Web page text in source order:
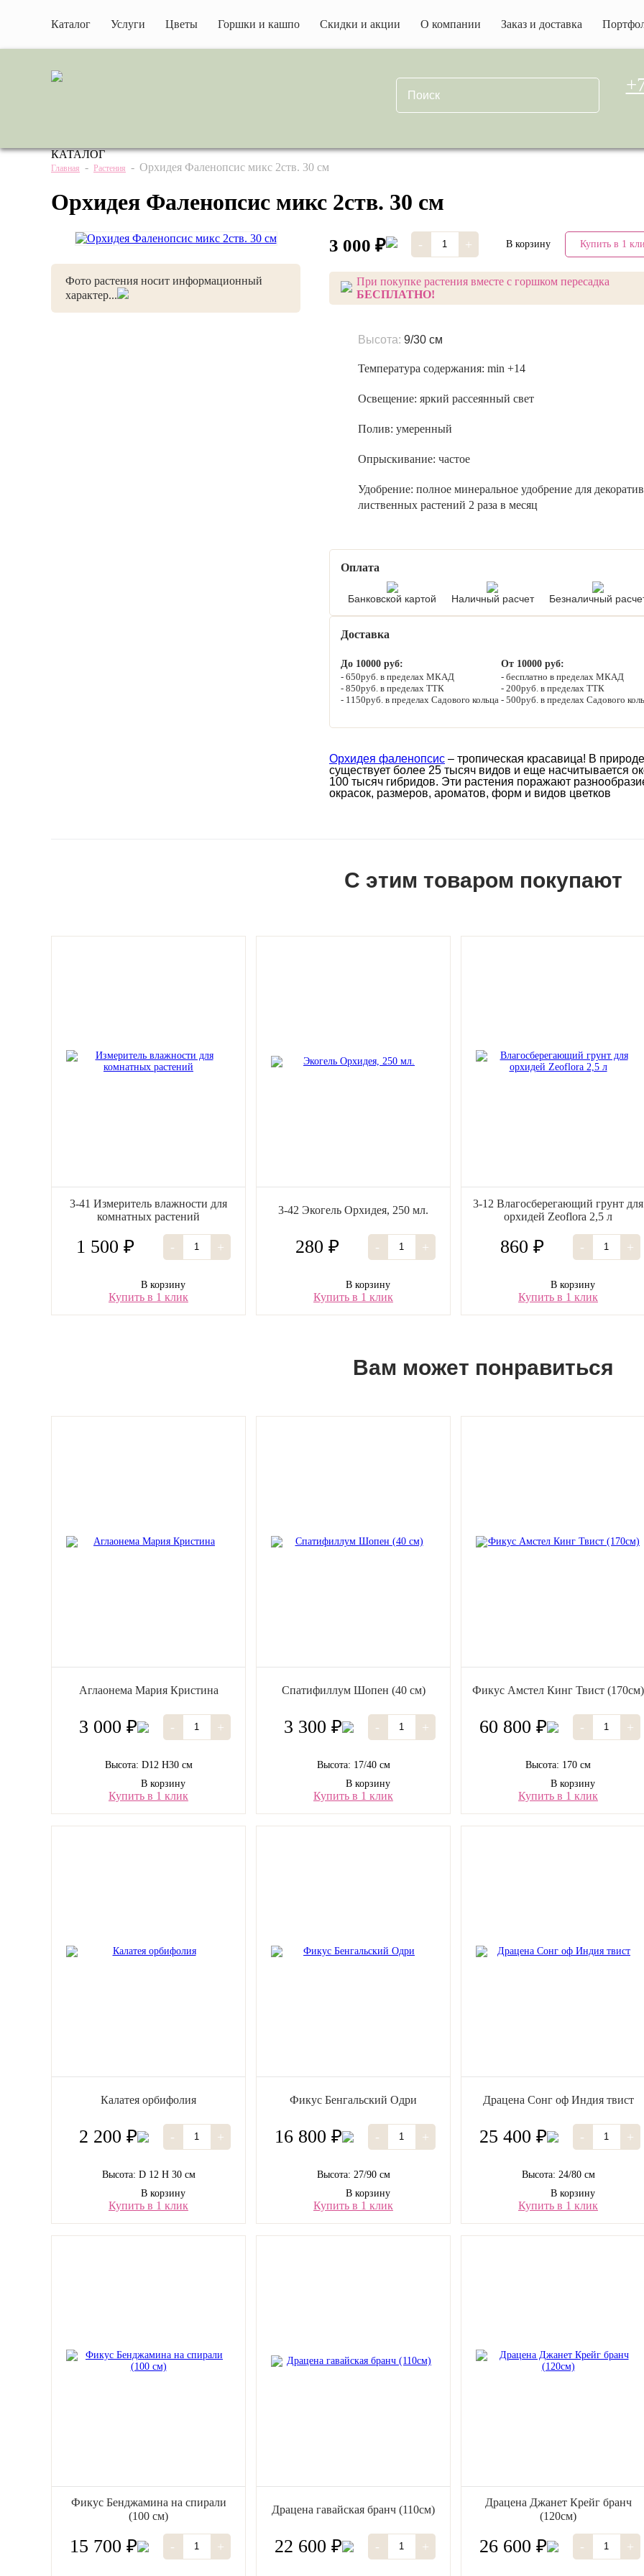
Каталог Услуги Цветы Горшки и кашпо Скидки и акции О компании Заказ и доставка
КАТАЛОГ
Главная - Растения - Орхидея Фаленопсис микс 2ств. 30 см
Орхидея Фаленопсис микс 2ств. 30 см
Фото растения носит информационный
характер...
3 000 ₽ - + В корзину Купить в 1
При покупке растения вместе с горшком пересадка
БЕСПЛАТНО!
Высота: 9/30 см
Температура содержания: min +14
Освещение: яркий рассеянный свет
Полив: умеренный
Опрыскивание: частое
Удобрение: полное минеральное удобрение для
лиственных растений 2 раза в месяц
Оплата
Банковской картой Наличный расчет Безналичный
Доставка
До 10000 руб:
650руб. в пределах МКАД
850руб. в пределах ТТК
1150руб. в пределах Садового кольца
От 10000 руб:
бесплатно в пределах МКАД
200руб. в пределах ТТК
500руб. в пределах Садового
Орхидея фаленопсис – тропическая красавица! В природе
существует более 25 тысяч видов и еще насчитывается
100 тысяч гибридов. Эти растения поражают
окрасок, размеров, ароматов, форм и видов цветков
С этим товаром покупают
3-41 Измеритель влажности для
комнатных растений
1 500 ₽ - +
В корзину
Купить в 1 клик
3-42 Экогель Орхидея, 250 мл.
280 ₽ - +
В корзину
Купить в 1 клик
3-12 Влагосберегающий грунт для
орхидей Zeoflora 2,5 л
860 ₽ - +
В корзину
Купить в 1 клик
Вам может понравиться
Аглаонема Мария Кристина
3 000 ₽ - +
Высота: D12 H30 см
В корзину
Купить в 1 клик
Спатифиллум Шопен (40 см)
3 300 ₽ - +
Высота: 17/40 см
В корзину
Купить в 1 клик
Фикус Амстел Кинг Твист (170см)
60 800 ₽ - +
Высота: 170 см
В корзину
Купить в 1 клик
Калатея орбифолия
2 200 ₽ - +
Высота: D 12 H 30 см
В корзину
Купить в 1 клик
Фикус Бенгальский Одри
16 800 ₽ - +
Высота: 27/90 см
В корзину
Купить в 1 клик
Драцена Сонг оф Индия твист
25 400 ₽ - +
Высота: 24/80 см
В корзину
Купить в 1 клик
Фикус Бенджамина на спирали
(100 см)
15 700 ₽ - +
Драцена гавайская бранч (110см)
22 600 ₽ - +
Драцена Джанет Крейг бранч
(120см)
26 600 ₽ - +